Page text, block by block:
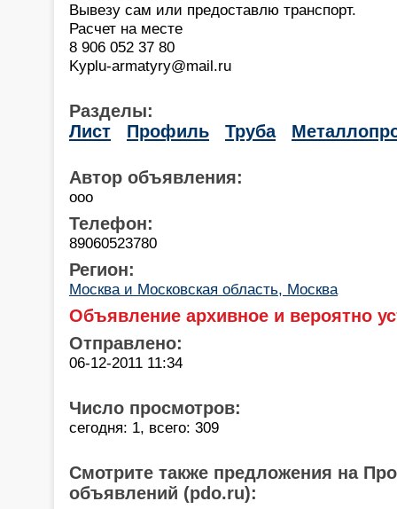
Вывезу сам или предоставлю транспорт.
Расчет на месте
8 906 052 37 80
Kyplu-armatyry@mail.ru
Разделы:
Лист
Профиль Труба
Автор объявления:
ооо
Телефон:
89060523780
Регион:
Москва и Московская область, Москва
Объявление архивное и вероятно
Отправлено:
06-12-2011 11:34
Число просмотров:
сегодня: 1, всего: 309
Смотрите также предложения на
объявлений (pdo.ru):